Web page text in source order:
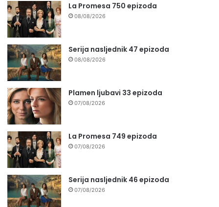
La Promesa 750 epizoda
08/08/2026
Serija nasljednik 47 epizoda
08/08/2026
Plamen ljubavi 33 epizoda
07/08/2026
La Promesa 749 epizoda
07/08/2026
Serija nasljednik 46 epizoda
07/08/2026